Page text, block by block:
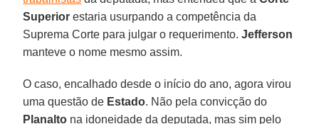
Superior estaria usurpando a competência da
Suprema Corte para julgar o requerimento.Jefferson
manteve o nome mesmo assim.
O caso, encalhado desde o início do ano, agora virou
uma questão de Estado. Não pela convicção do
Planalto na idoneidade da deputada, mas sim pelo